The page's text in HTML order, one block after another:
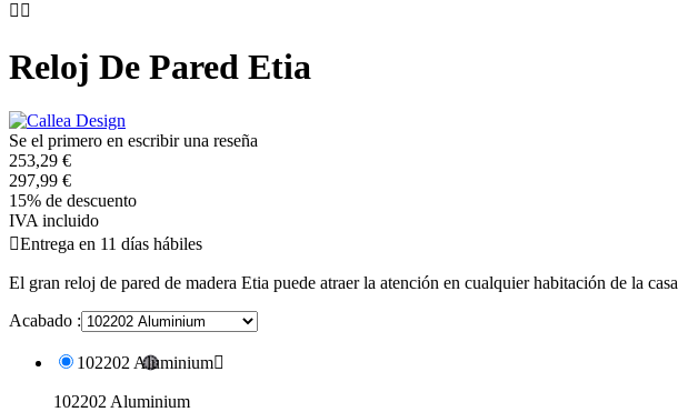
 
Reloj De Pared Etia
Se el primero en escribir una reseña
253,29 €
297,99 €
15% de descuento
IVA incluido
Entrega en 11 días hábiles
El gran reloj de pared de madera Etia puede atraer la atención en cualquier habitación de la casa
Acabado :
102202 Aluminium
102202 Aluminium